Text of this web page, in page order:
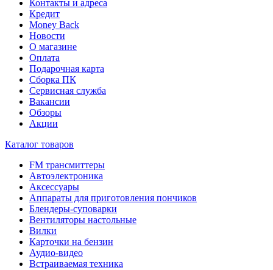
Контакты и адреса
Кредит
Money Back
Новости
О магазине
Оплата
Подарочная карта
Сборка ПК
Сервисная служба
Вакансии
Обзоры
Акции
Каталог товаров
FM трансмиттеры
Автоэлектроника
Аксессуары
Аппараты для приготовления пончиков
Блендеры-суповарки
Вентиляторы настольные
Вилки
Карточки на бензин
Аудио-видео
Встраиваемая техника